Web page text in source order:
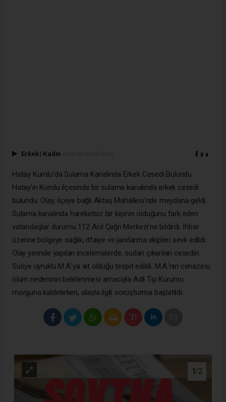
Erkek | Kadın
Hatay Kumlu’da Sulama Kanalında Erkek Cesedi Bulundu
Hatay’ın Kumlu ilçesinde bir sulama kanalında erkek cesedi
bulundu. Olay, ilçeye bağlı Aktaş Mahallesi’nde meydana geldi.
Sulama kanalında hareketsiz bir kişinin olduğunu fark eden
vatandaşlar durumu 112 Acil Çağrı Merkezi’ne bildirdi. İhbar
üzerine bölgeye sağlık, itfaiye ve jandarma ekipleri sevk edildi.
Olay yerinde yapılan incelemelerde, sudan çıkarılan cesedin
Suriye uyruklu M.A.’ya ait olduğu tespit edildi. M.A.’nın cenazesi,
ölüm nedeninin belirlenmesi amacıyla Adli Tıp Kurumu
morguna kaldırılırken, olayla ilgili soruşturma başlatıldı.
1/2